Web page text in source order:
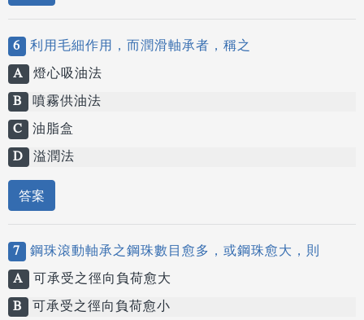
6 利用毛細作用，而潤滑軸承者，稱之
A 燈心吸油法
B 噴霧供油法
C 油脂盒
D 溢潤法
答案
7 鋼珠滾動軸承之鋼珠數目愈多，或鋼珠愈大，則
A 可承受之徑向負荷愈大
B 可承受之徑向負荷愈小